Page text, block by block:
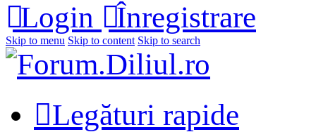
Login Înregistrare
Skip to menu Skip to content Skip to search
Legături rapide